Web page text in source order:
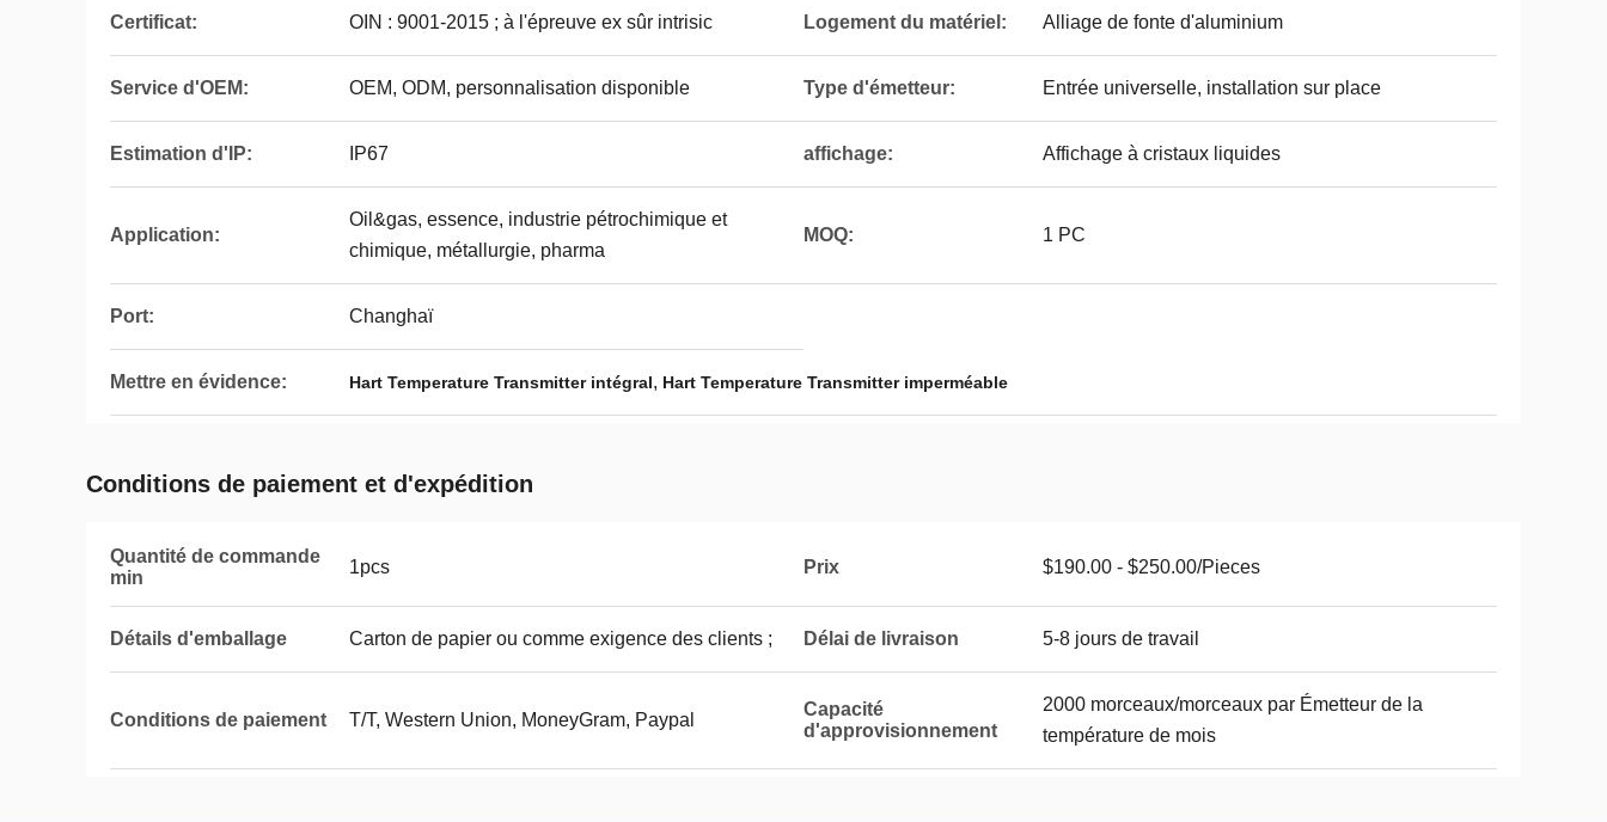
Certificat: OIN : 9001-2015 ; à l'épreuve ex sûr intrisic Logement du matériel: Alliage de fonte d'aluminium
Service d'OEM: OEM, ODM, personnalisation disponible Type d'émetteur: Entrée universelle, installation sur place
Estimation d'IP: IP67 affichage: Affichage à cristaux liquides
Application:
Oil&gas, essence, industrie pétrochimique et
chimique, métallurgie, pharma
MOQ: 1 PC
Port: Changhaï
Mettre en évidence: Hart Temperature Transmitter intégral, Hart Temperature Transmitter imperméable
Conditions de paiement et d'expédition
Quantité de commande
min
1pcs Prix $190.00 - $250.00/Pieces
Détails d'emballage Carton de papier ou comme exigence des clients ; Délai de livraison 5-8 jours de travail
Conditions de paiement T/T, Western Union, MoneyGram, Paypal
Capacité
d'approvisionnement
2000 morceaux/morceaux par Émetteur de la
température de mois